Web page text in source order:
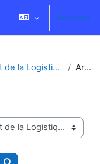
Acceder
BUT Management de la Logistique et des Transports Archives